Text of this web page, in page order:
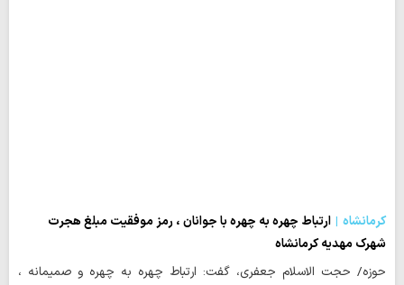
کرمانشاه
ارتباط چهره به چهره با جوانان ، رمز موفقیت مبلغ هجرت
شهرک مهدیه کرمانشاه
حوزه/ حجت الاسلام جعفری، گفت: ارتباط چهره به چهره و صمیمانه ،